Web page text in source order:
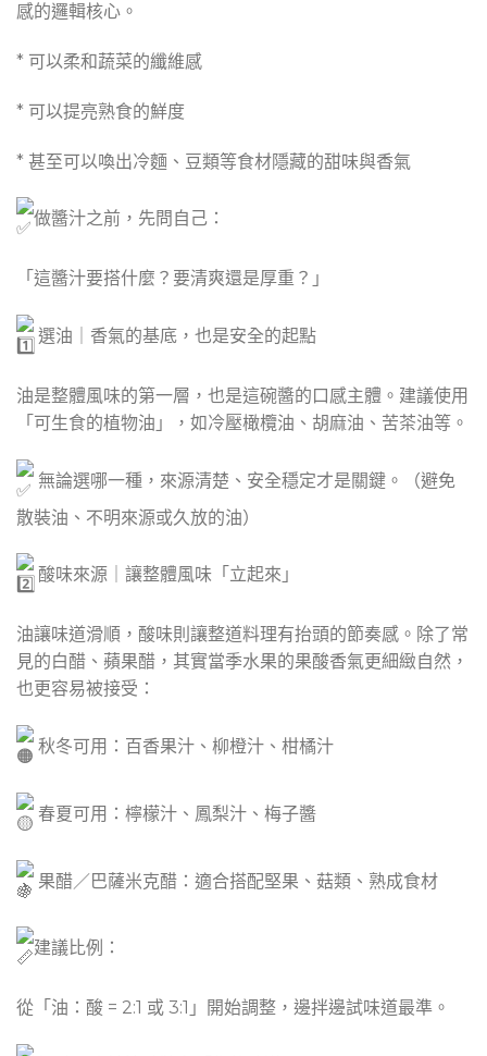
感的邏輯核心。
* 可以柔和蔬菜的纖維感
* 可以提亮熟食的鮮度
* 甚至可以喚出冷麵、豆類等食材隱藏的甜味與香氣
做醬汁之前，先問自己：
「這醬汁要搭什麼？要清爽還是厚重？」
選油｜香氣的基底，也是安全的起點
油是整體風味的第一層，也是這碗醬的口感主體。建議使用
「可生食的植物油」，如冷壓橄欖油、胡麻油、苦茶油等。
無論選哪一種，來源清楚、安全穩定才是關鍵。（避免
散裝油、不明來源或久放的油）
酸味來源｜讓整體風味「立起來」
油讓味道滑順，酸味則讓整道料理有抬頭的節奏感。除了常
見的白醋、蘋果醋，其實當季水果的果酸香氣更細緻自然，
也更容易被接受：
秋冬可用：百香果汁、柳橙汁、柑橘汁
春夏可用：檸檬汁、鳳梨汁、梅子醬
果醋／巴薩米克醋：適合搭配堅果、菇類、熟成食材
建議比例：
從「油：酸 = 2:1 或 3:1」開始調整，邊拌邊試味道最準。